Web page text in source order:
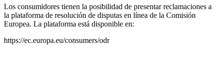
Los consumidores tienen la posibilidad de presentar reclamaciones a
la plataforma de resolución de disputas en línea de la Comisión
Europea. La plataforma está disponible en:
https://ec.europa.eu/consumers/odr